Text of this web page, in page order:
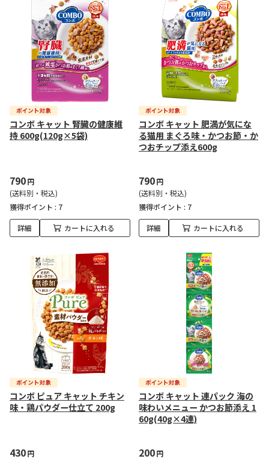
コンボ キャット 腎臓の健康維
持 600g(120g×5袋)
790円
(送料別・税込)
獲得ポイント : 7
詳細 カートに入れる
コンボ キャット 肥満が気にな
る猫用 まぐろ味・かつお節・か
つおチップ添え600g
790円
(送料別・税込)
獲得ポイント : 7
詳細 カートに入れる
コンボ ピュア キャット チキン
味・鶏パウダー仕立て 200g
430円
コンボ キャット 連パック 海の
味わいメニュー かつお節添え 1
60g(40g×4連)
200円